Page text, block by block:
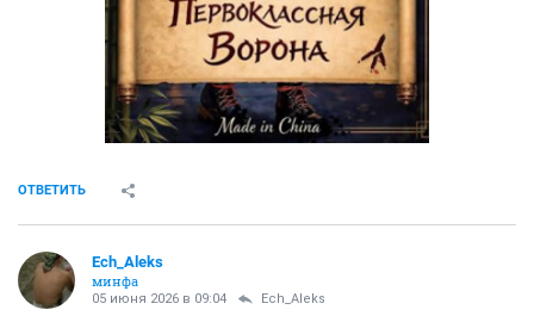
ОТВЕТИТЬ
Ech_Aleks
минфа
05 июня 2026 в 09:04 Ech_Aleks